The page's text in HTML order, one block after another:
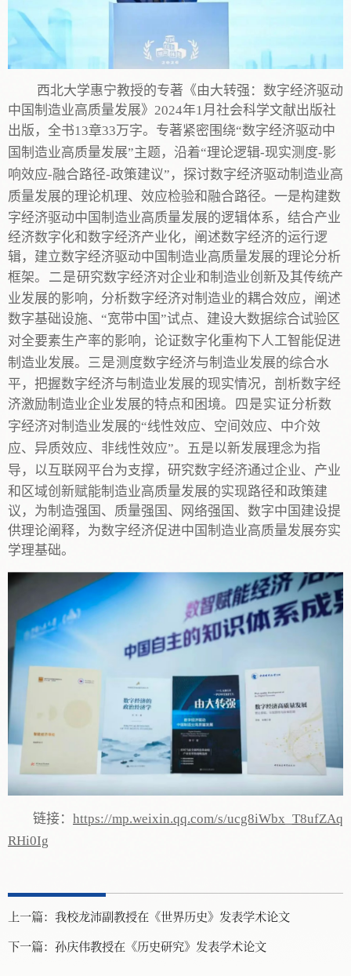
西北大学惠宁教授的专著 《由大转强：数字经济驱动
中国制造业高质量发展》 2024年1月社会科学文献出版社
出版 ，全书13章33万字。 专著紧密围绕“数字经济驱动中
国制造业高质量发展”主题，沿着“理论逻辑-现实测度-影
响效应-融合路径-政策建议”，探讨数字经济驱动制造业高
质量发展的理论机理、效应检验和融合路径。 一是构建数
字经济驱动中国制造业高质量发展的逻辑体系，结合产业
经济数字化和数字经济产业化，阐述数字经济的运行逻
辑，建立数字经济驱动中国制造业高质量发展的理论分析
框架。二是研究数字经济对企业和制造业创新及其传统产
业发展的影响，分析数字经济对制造业的耦合效应， 阐述
数字基础设施、 “宽带中国”试点、建设大数据综合试验区
对全要素生产率的影响 ，论证数字化重构下人工智能促进
制造业发展。 三是测度数字经济与制造业发展的综合水
平，把握数字经济与制造业发展的现实情况，剖析数字经
济激励制造业企业发展的特点和困境。四是实证分析数
字经济对制造业发展的“线性效应、空间效应、中介效
应、异质效应、非线性效应”。五是以新发展理念为指
导，以互联网平台为支撑，研究数字经济通过企业、 产业
和区域创新赋能制造业高质量发展的实现路径和政策建
议， 为制造强国、质量强国、网络强国、数字中国建设提
供理论阐释，为数字经济促进中国制造业高质量发展夯实
学理基础。
链接： https://mp.weixin.qq.com/s/ucg8iWbx_T8ufZAq
RHi0Ig
上一篇： 我校龙沛副教授在《世界历史》发表学术论文
下一篇： 孙庆伟教授在《历史研究》发表学术论文